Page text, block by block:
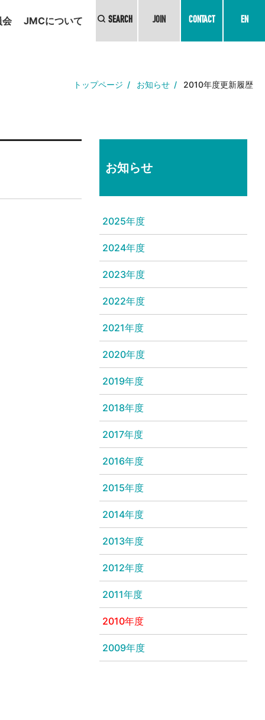
会 JMCについて SEARCH JOIN CONTACT EN
トップページ お知らせ 2010年度更新履歴
お知らせ
2025年度
2024年度
2023年度
2022年度
2021年度
2020年度
2019年度
2018年度
2017年度
2016年度
2015年度
2014年度
2013年度
2012年度
2011年度
2010年度
2009年度